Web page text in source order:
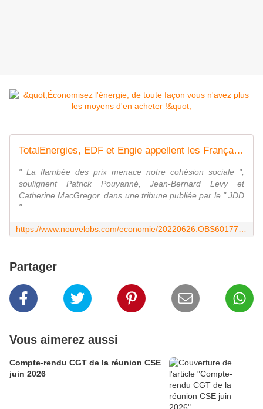
TotalEnergies, EDF et Engie appellent les Français à consommer moins d'énergie
" La flambée des prix menace notre cohésion sociale ",
soulignent Patrick Pouyanné, Jean-Bernard Levy et
Catherine MacGregor, dans une tribune publiée par le " JDD
".
Partager
Vous aimerez aussi
Compte-rendu CGT de la réunion CSE
juin 2026